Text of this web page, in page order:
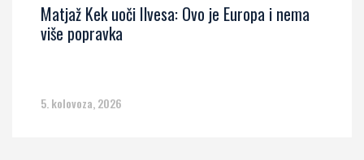
Matjaž Kek uoči Ilvesa: Ovo je Europa i nema
više popravka
5. kolovoza, 2026